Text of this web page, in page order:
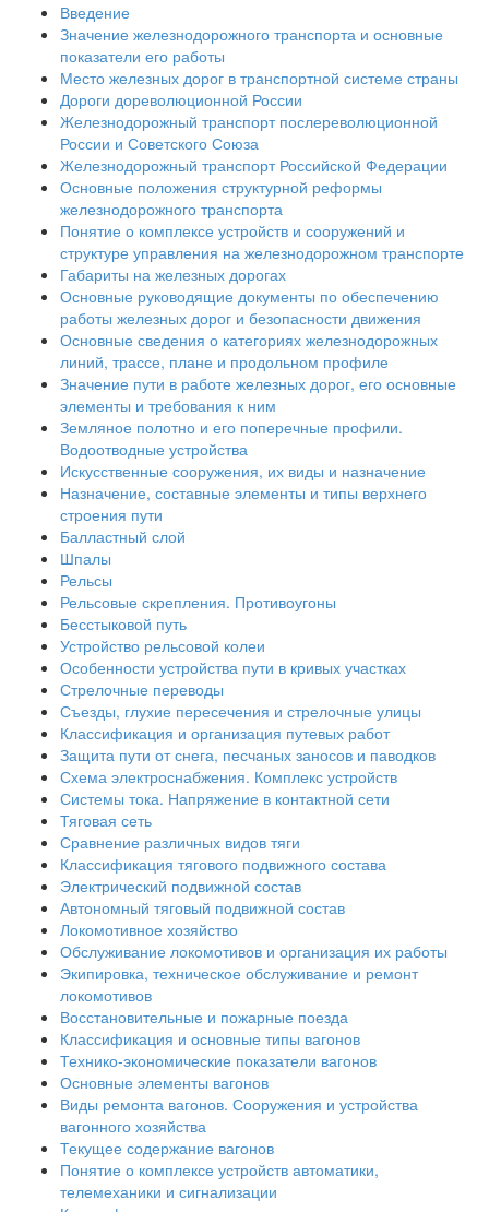
Введение
Значение железнодорожного транспорта и основные
показатели его работы
Место железных дорог в транспортной системе страны
Дороги дореволюционной России
Железнодорожный транспорт послереволюционной
России и Советского Союза
Железнодорожный транспорт Российской Федерации
Основные положения структурной реформы
железнодорожного транспорта
Понятие о комплексе устройств и сооружений и
структуре управления на железнодорожном транспорте
Габариты на железных дорогах
Основные руководящие документы по обеспечению
работы железных дорог и безопасности движения
Основные сведения о категориях железнодорожных
линий, трассе, плане и продольном профиле
Значение пути в работе железных дорог, его основные
элементы и требования к ним
Земляное полотно и его поперечные профили.
Водоотводные устройства
Искусственные сооружения, их виды и назначение
Назначение, составные элементы и типы верхнего
строения пути
Балластный слой
Шпалы
Рельсы
Рельсовые скрепления. Противоугоны
Бесстыковой путь
Устройство рельсовой колеи
Особенности устройства пути в кривых участках
Стрелочные переводы
Съезды, глухие пересечения и стрелочные улицы
Классификация и организация путевых работ
Защита пути от снега, песчаных заносов и паводков
Схема электроснабжения. Комплекс устройств
Системы тока. Напряжение в контактной сети
Тяговая сеть
Сравнение различных видов тяги
Классификация тягового подвижного состава
Электрический подвижной состав
Автономный тяговый подвижной состав
Локомотивное хозяйство
Обслуживание локомотивов и организация их работы
Экипировка, техническое обслуживание и ремонт
локомотивов
Восстановительные и пожарные поезда
Классификация и основные типы вагонов
Технико-экономические показатели вагонов
Основные элементы вагонов
Виды ремонта вагонов. Сооружения и устройства
вагонного хозяйства
Текущее содержание вагонов
Понятие о комплексе устройств автоматики,
телемеханики и сигнализации